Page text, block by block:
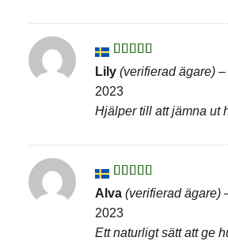
Betygsatt5
av 5
Lily (verifierad ägare) –
2023
Hjälper till att jämna ut
Betygsatt
4av 5
Alva (verifierad ägare)
2023
Ett naturligt sätt att ge